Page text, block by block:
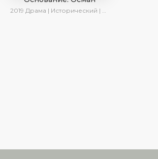
2019 Драма | Исторический | Военный | AveTurk | Turok1990